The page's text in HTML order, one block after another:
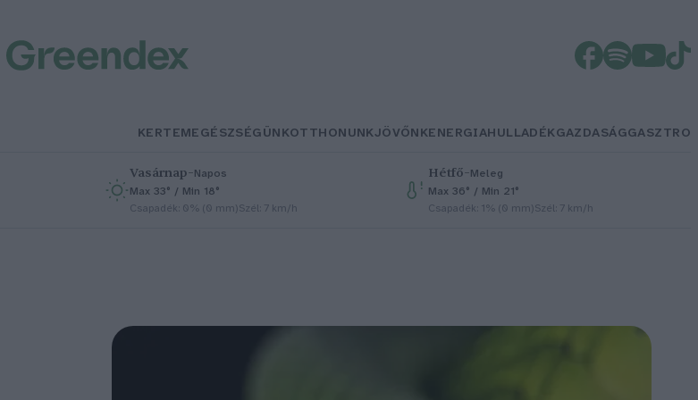
KERTEMEGÉSZSÉGÜNKOTTHONUNKJÖVŐNKENERGIAHULLADÉKGAZDASÁGGASZTRO
Vasárnap–Napos
Max 33° / Min 18°
Csapadék: 0% (0 mm)Szél: 7 km/h
Hétfő–Meleg
Max 36° / Min 21°
Csapadék: 1% (0 mm)Szél: 7 km/h